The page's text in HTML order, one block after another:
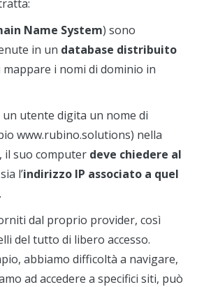
Name System) sono
in un database distribuito
i nomi di dominio in
utente digita un nome di
www.rubino.solutions) nella
il suo computer deve chiedere al
l’indirizzo IP associato a quel
.
dal proprio provider, così
del tutto di libero accesso.
abbiamo difficoltà a navigare,
ad accedere a specifici siti, può